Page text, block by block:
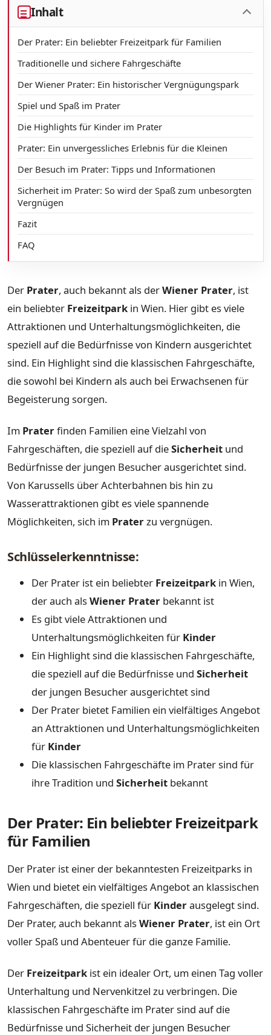
Inhalt
Der Prater: Ein beliebter Freizeitpark für Familien
Traditionelle und sichere Fahrgeschäfte
Der Wiener Prater: Ein historischer Vergnügungspark
Spiel und Spaß im Prater
Die Highlights für Kinder im Prater
Prater: Ein unvergessliches Erlebnis für die Kleinen
Der Besuch im Prater: Tipps und Informationen
Sicherheit im Prater: So wird der Spaß zum unbesorgten
Vergnügen
Fazit
FAQ
Der Prater, auch bekannt als derWiener Prater, ist
ein beliebter Freizeitpark in Wien. Hier gibt es viele
Attraktionen und Unterhaltungsmöglichkeiten, die
speziell auf die Bedürfnisse von Kindern ausgerichtet
sind. Ein Highlight sind die klassischen Fahrgeschäfte,
die sowohl bei Kindern als auch bei Erwachsenen für
Begeisterung sorgen.
Im Praterfinden Familien eine Vielzahl von
Fahrgeschäften, die speziell auf dieSicherheit und
Bedürfnisse der jungen Besucher ausgerichtet sind.
Von Karussells über Achterbahnen bis hin zu
Wasserattraktionen gibt es viele spannende
Möglichkeiten, sich im Praterzu vergnügen.
Schlüsselerkenntnisse:
Der Prater ist ein beliebter Freizeitpark in Wien,
der auch alsWiener Prater bekannt ist
Es gibt viele Attraktionen und
Unterhaltungsmöglichkeiten für Kinder
Ein Highlight sind die klassischen Fahrgeschäfte,
die speziell auf die Bedürfnisse und Sicherheit
der jungen Besucher ausgerichtet sind
Der Prater bietet Familien ein vielfältiges Angebot
an Attraktionen und Unterhaltungsmöglichkeiten
für Kinder
Die klassischen Fahrgeschäfte im Prater sind für
ihre Tradition und Sicherheit bekannt
Der Prater: Ein beliebter Freizeitpark
für Familien
Der Prater ist einer der bekanntesten Freizeitparks in
Wien und bietet ein vielfältiges Angebot an klassischen
Fahrgeschäften, die speziell für Kinderausgelegt sind.
Der Prater, auch bekannt alsWiener Prater, ist ein Ort
voller Spaß und Abenteuer für die ganze Familie.
Der Freizeitpark ist ein idealer Ort, um einen Tag voller
Unterhaltung und Nervenkitzel zu verbringen. Die
klassischen Fahrgeschäfte im Prater sind auf die
Bedürfnisse und Sicherheit der jungen Besucher